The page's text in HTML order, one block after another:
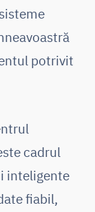
potrivit
cadrul
inteligente
fiabil,